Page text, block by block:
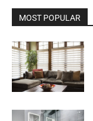
MOST POPULAR